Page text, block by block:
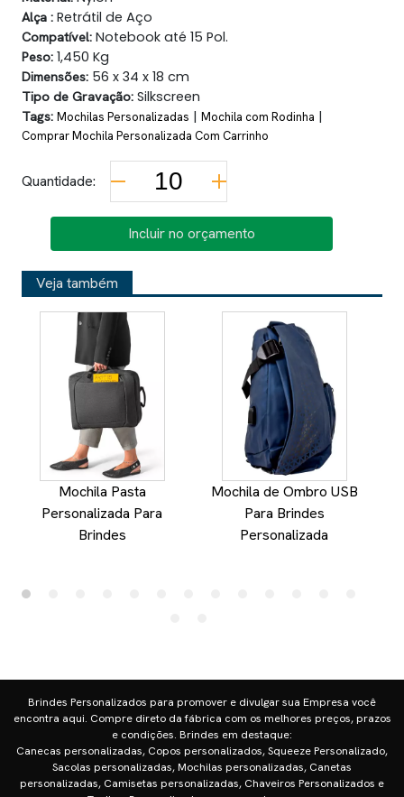
Alça : Retrátil de Aço
Compatível: Notebook até 15 Pol.
Peso: 1,450 Kg
Dimensões: 56 x 34 x 18 cm
Tipo de Gravação: Silkscreen
Tags: Mochilas Personalizadas | Mochila com Rodinha |
Comprar Mochila Personalizada Com Carrinho
Quantidade:
Incluir no orçamento
Veja também
Mochila Pasta
Personalizada Para
Brindes
Mochila de Ombro USB
Para Brindes
Personalizada
Brindes Personalizados para promover e divulgar sua Empresa você
encontra aqui. Compre direto da fábrica com os melhores preços, prazos
e condições. Brindes em destaque:
Canecas personalizadas, Copos personalizados, Squeeze Personalizado,
Sacolas personalizadas, Mochilas personalizadas, Canetas
personalizadas, Camisetas personalizadas, Chaveiros Personalizados e